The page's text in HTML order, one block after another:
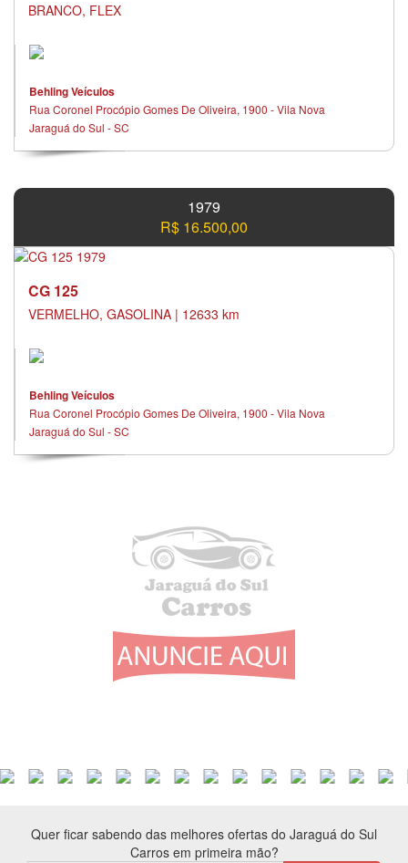
BRANCO, FLEX
Behling Veículos
Rua Coronel Procópio Gomes De Oliveira, 1900 - Vila Nova
Jaraguá do Sul - SC
1979
R$ 16.500,00
CG 125
VERMELHO, GASOLINA | 12633 km
Behling Veículos
Rua Coronel Procópio Gomes De Oliveira, 1900 - Vila Nova
Jaraguá do Sul - SC
Quer ficar sabendo das melhores ofertas do Jaraguá do Sul
Carros em primeira mão?